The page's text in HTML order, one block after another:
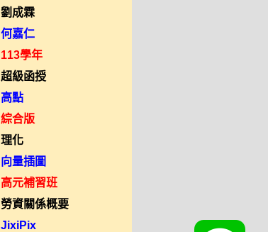
劉成霖
何嘉仁
113學年
超級函授
高點
綜合版
理化
向量插圖
高元補習班
勞資關係概要
JixiPix